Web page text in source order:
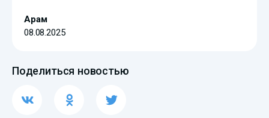
Арам
08.08.2025
Поделиться новостью